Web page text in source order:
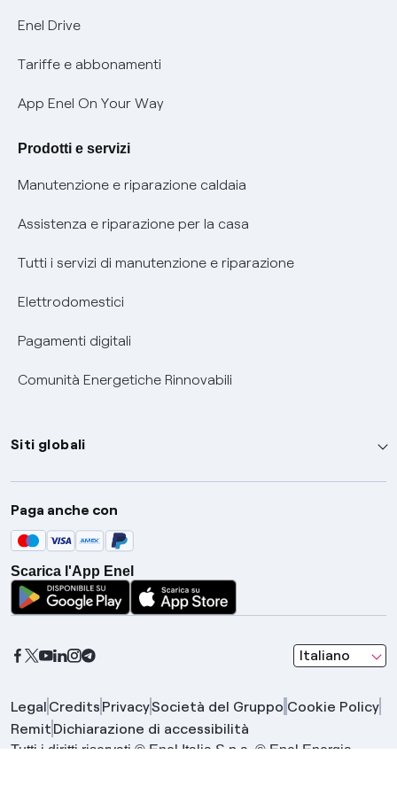
Informativa Privacy AI
Mobilità Elettrica
Phishing e truffe online
Verifica chi ti ha chiamato
Agevolazione utenti con disabilità per offerte Fibra
Informativa RAEE
Enel Drive
Tariffe e abbonamenti
App Enel On Your Way
Prodotti e servizi
Manutenzione e riparazione caldaia
Assistenza e riparazione per la casa
Tutti i servizi di manutenzione e riparazione
Elettrodomestici
Pagamenti digitali
Comunità Energetiche Rinnovabili
Siti globali
Enel Group
Enel Green Power
Global Trading
Global Procurement
Gridspertise
Paga anche con
Scarica l'App Enel
Italiano
seleziona una
Legal Credits PrivacySocietà del Gruppo Cookie Policy
Remit Dichiarazione di accessibilità
Tutti i diritti riservati © Enel Italia S.p.a. © Enel Energia